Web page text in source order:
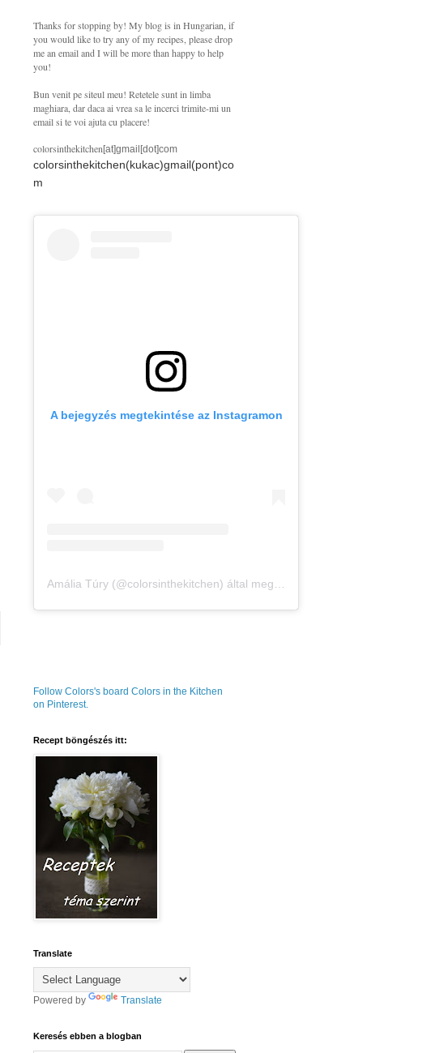
Thanks for stopping by! My blog is in Hungarian, if
you would like to try any of my recipes, please drop
me an email and I will be more than happy to help
you!
Bun venit pe siteul meu! Retetele sunt in limba
maghiara, dar daca ai vrea sa le incerci trimite-mi un
email si te voi ajuta cu placere!
colorsinthekitchen[at]gmail[dot]com
colorsinthekitchen(kukac)gmail(pont)co
m
A bejegyzés megtekintése az Instagramon
Amália Túry (@colorsinthekitchen) által megosztott bejegyzés
Follow Colors's board Colors in the Kitchen
on Pinterest.
Recept böngészés itt:
Translate
Powered by Translate
Keresés ebben a blogban